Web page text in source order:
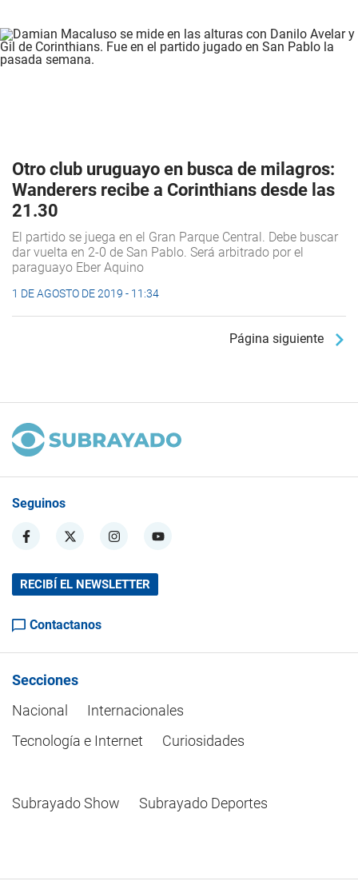
Otro club uruguayo en busca de milagros:
Wanderers recibe a Corinthians desde las
21.30
El partido se juega en el Gran Parque Central. Debe buscar
dar vuelta en 2-0 de San Pablo. Será arbitrado por el
paraguayo Eber Aquino
1 DE AGOSTO DE 2019 - 11:34
Página siguiente
Seguinos
RECIBÍ EL NEWSLETTER
Contactanos
Secciones
Nacional
Internacionales
Tecnología e Internet
Curiosidades
Subrayado Show Subrayado Deportes